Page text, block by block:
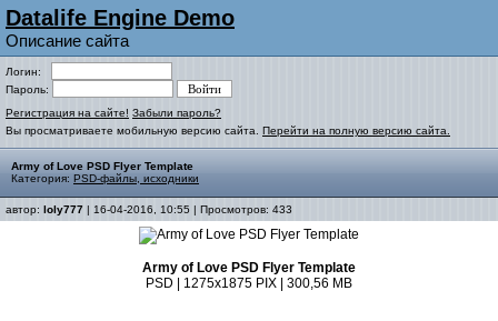
Datalife Engine Demo
Описание сайта
Логин:
Пароль:
Регистрация на сайте! Забыли пароль?
Вы просматриваете мобильную версию сайта. Перейти на полную версию сайта.
Army of Love PSD Flyer Template
Категория: PSD-файлы, исходники
автор: loly777 | 16-04-2016, 10:55 | Просмотров: 433
Army of Love PSD Flyer Template
PSD | 1275x1875 PIX | 300,56 MB